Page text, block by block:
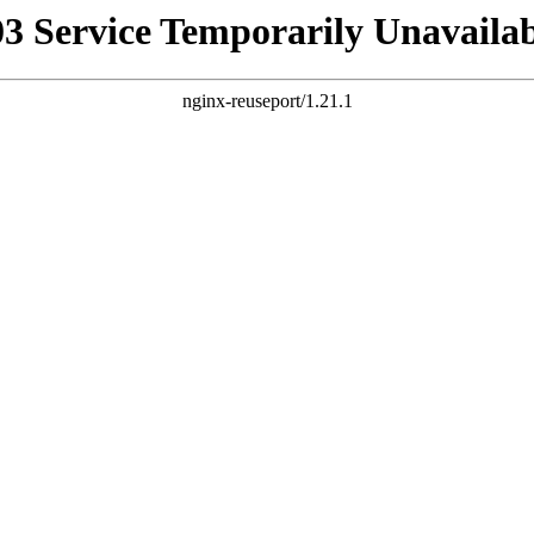
Service Temporarily
nginx-reuseport/1.21.1